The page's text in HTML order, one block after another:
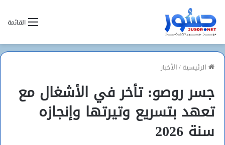
القائمة
الرئيسية/الأخبار
جسر روصو: تأخر في الأشغال مع
تعهد بتسريع وتيرتها وإنجازه
سنة 2026